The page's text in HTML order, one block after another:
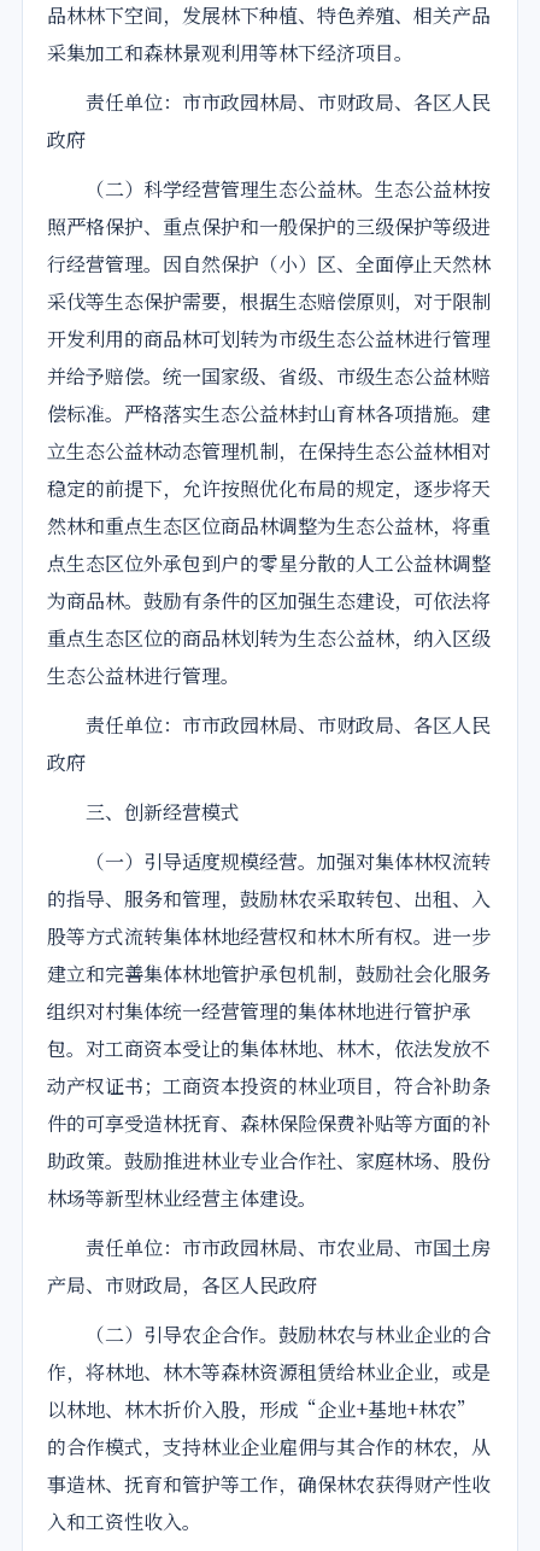
品林林下空间，发展林下种植、特色养殖、相关产品
采集加工和森林景观利用等林下经济项目。
责任单位：市市政园林局、市财政局、各区人民
政府
（二）科学经营管理生态公益林。生态公益林按
照严格保护、重点保护和一般保护的三级保护等级进
行经营管理。因自然保护（小）区、全面停止天然林
采伐等生态保护需要，根据生态赔偿原则，对于限制
开发利用的商品林可划转为市级生态公益林进行管理
并给予赔偿。统一国家级、省级、市级生态公益林赔
偿标准。严格落实生态公益林封山育林各项措施。建
立生态公益林动态管理机制，在保持生态公益林相对
稳定的前提下，允许按照优化布局的规定，逐步将天
然林和重点生态区位商品林调整为生态公益林，将重
点生态区位外承包到户的零星分散的人工公益林调整
为商品林。鼓励有条件的区加强生态建设，可依法将
重点生态区位的商品林划转为生态公益林，纳入区级
生态公益林进行管理。
责任单位：市市政园林局、市财政局、各区人民
政府
三、创新经营模式
（一）引导适度规模经营。加强对集体林权流转
的指导、服务和管理，鼓励林农采取转包、出租、入
股等方式流转集体林地经营权和林木所有权。进一步
建立和完善集体林地管护承包机制，鼓励社会化服务
组织对村集体统一经营管理的集体林地进行管护承
包。对工商资本受让的集体林地、林木，依法发放不
动产权证书；工商资本投资的林业项目，符合补助条
件的可享受造林抚育、森林保险保费补贴等方面的补
助政策。鼓励推进林业专业合作社、家庭林场、股份
林场等新型林业经营主体建设。
责任单位：市市政园林局、市农业局、市国土房
产局、市财政局，各区人民政府
（二）引导农企合作。鼓励林农与林业企业的合
作，将林地、林木等森林资源租赁给林业企业，或是
以林地、林木折价入股，形成“企业+基地+林农”
的合作模式，支持林业企业雇佣与其合作的林农，从
事造林、抚育和管护等工作，确保林农获得财产性收
入和工资性收入。